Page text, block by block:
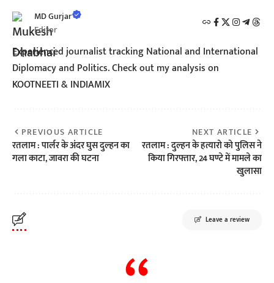
MD Gurjar
Editor
Experienced journalist tracking National and International
Diplomacy and Politics. Check out my analysis on
KOOTNEETI & INDIAMIX
PREVIOUS ARTICLE
रतलाम : पार्लर के अंदर घुस दुल्हन का
गला काटा, जावरा की घटना
NEXT ARTICLE
रतलाम : दुल्हन के हत्यारो को पुलिस ने
किया गिरफ्तार, 24 घण्टे में मामले का
खुलासा
Leave a review